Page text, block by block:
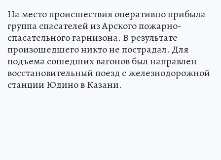
На место происшествия оперативно прибыла
группа спасателей из Арского пожарно-
спасательного гарнизона. В результате
произошедшего никто не пострадал. Для
подъема сошедших вагонов был направлен
восстановительный поезд с железнодорожной
станции Юдино в Казани.